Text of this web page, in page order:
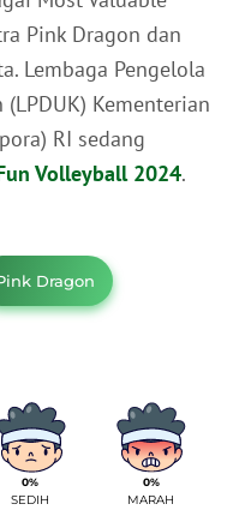
Pink Dragon dan
Lembaga Pengelola
Kementerian
RI sedang
Volleyball 2024.
Dragon
0%
SEDIH
0%
MARAH